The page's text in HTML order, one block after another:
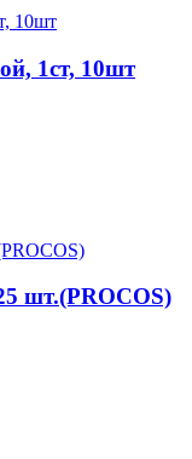
1ст, 10шт
шт.(PROCOS)